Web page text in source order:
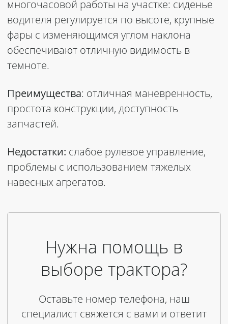
многочасовой работы на участке: сиденье
водителя регулируется по высоте, крупные
фары с изменяющимся углом наклона
обеспечивают отличную видимость в
темноте.
Преимущества: отличная маневренность,
простота конструкции, доступность
запчастей.
Недостатки: слабое рулевое управление,
проблемы с использованием тяжелых
навесных агрегатов.
Нужна помощь в
выборе трактора?
Оставьте номер телефона, наш
специалист свяжется с вами и ответит